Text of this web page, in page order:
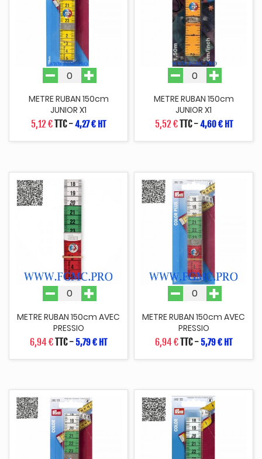
METRE RUBAN 150cm
JUNIOR X1
5,12 €TTC-4,27 € HT
METRE RUBAN 150cm
JUNIOR X1
5,52 €TTC-4,60 € HT
METRE RUBAN 150cm AVEC
PRESSIO
6,94 €TTC- 5,79 € HT
METRE RUBAN 150cm AVEC
PRESSIO
6,94 €TTC- 5,79 € HT